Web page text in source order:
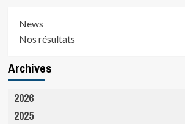
News
Nos résultats
Archives
2026
2025